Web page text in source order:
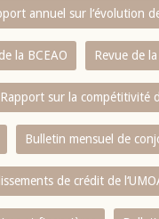
annuel sur l‘évolution
la BCEAO Revue de
Rapport sur la compétitivité
Bulletin mensuel de
de crédit de